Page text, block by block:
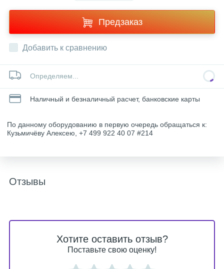
Предзаказ
Добавить к сравнению
Определяем...
Наличный и безналичный расчет, банковские карты
По данному оборудованию в первую очередь обращаться к:
Кузьмичёву Алексею, +7 499 922 40 07 #214
Отзывы
Хотите оставить отзыв?
Поставьте свою оценку!